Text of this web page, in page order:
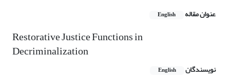
عنوان مقاله English
Restorative Justice Functions in
Decriminalization
نویسندگان English